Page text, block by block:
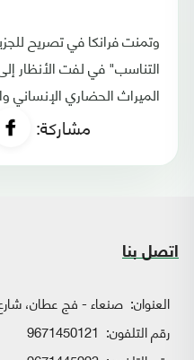
وتمنت فرانكا في تصريح
التناسب" في لفت الأنظار
الميراث الحضاري الإنساني
مشاركة:
اتصل بنا
العنوان: صنعاء - فج عطان،
رقم التلفون: 9671450121